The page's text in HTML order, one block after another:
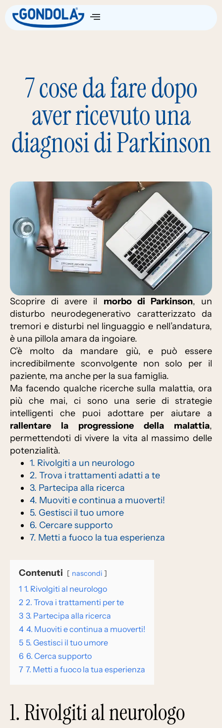
7 cose da fare dopo
aver ricevuto una
diagnosi di Parkinson
Scoprire di avere il morbo di Parkinson, un
disturbo neurodegenerativo caratterizzato da
tremori e disturbi nel linguaggio e nell’andatura,
è una pillola amara da ingoiare.
C’è molto da mandare giù, e può essere
incredibilmente sconvolgente non solo per il
paziente, ma anche per la sua famiglia.
Ma facendo qualche ricerche sulla malattia, ora
più che mai, ci sono una serie di strategie
intelligenti che puoi adottare per aiutare a
rallentare la progressione della malattia,
permettendoti di vivere la vita al massimo delle
potenzialità.
1. Rivolgiti a un neurologo
2. Trova i trattamenti adatti a te
3. Partecipa alla ricerca
4. Muoviti e continua a muoverti!
5. Gestisci il tuo umore
6. Cercare supporto
7. Metti a fuoco la tua esperienza
Contenuti nascondi
1 1. Rivolgiti al neurologo
2 2. Trova i trattamenti per te
3 3. Partecipa alla ricerca
4 4. Muoviti e continua a muoverti!
5 5. Gestisci il tuo umore
6 6. Cerca supporto
7 7. Metti a fuoco la tua esperienza
1. Rivolgiti al neurologo